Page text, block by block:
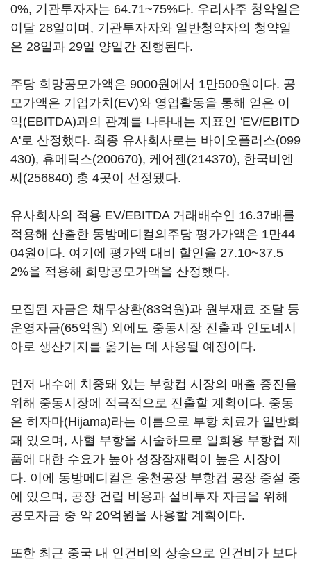
0%, 기관투자자는 64.71~75%다. 우리사주 청약일은
이달 28일이며, 기관투자자와 일반청약자의 청약일
은 28일과 29일 양일간 진행된다.
주당 희망공모가액은 9000원에서 1만500원이다. 공
모가액은 기업가치(EV)와 영업활동을 통해 얻은 이
익(EBITDA)과의 관계를 나타내는 지표인 'EV/EBITD
A'로 산정했다. 최종 유사회사로는 바이오플러스(099
430), 휴메딕스(200670), 케어젠(214370), 한국비엔
씨(256840) 총 4곳이 선정됐다.
유사회사의 적용 EV/EBITDA 거래배수인 16.37배를
적용해 산출한 동방메디컬의주당 평가가액은 1만44
04원이다. 여기에 평가액 대비 할인율 27.10~37.5
2%을 적용해 희망공모가액을 산정했다.
모집된 자금은 채무상환(83억원)과 원부재료 조달 등
운영자금(65억원) 외에도 중동시장 진출과 인도네시
아로 생산기지를 옮기는 데 사용될 예정이다.
먼저 내수에 치중돼 있는 부항컵 시장의 매출 증진을
위해 중동시장에 적극적으로 진출할 계획이다. 중동
은 히자마(Hijama)라는 이름으로 부항 치료가 일반화
돼 있으며, 사혈 부항을 시술하므로 일회용 부항컵 제
품에 대한 수요가 높아 성장잠재력이 높은 시장이
다. 이에 동방메디컬은 웅천공장 부항컵 공장 증설 중
에 있으며, 공장 건립 비용과 설비투자 자금을 위해
공모자금 중 약 20억원을 사용할 계획이다.
또한 최근 중국 내 인건비의 상승으로 인건비가 보다